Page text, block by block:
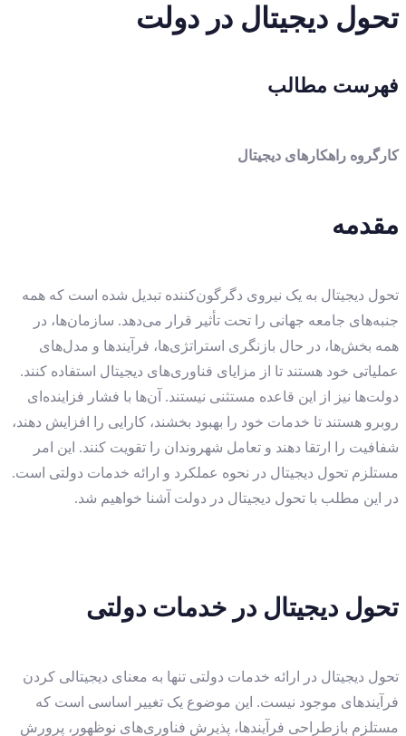
تحول دیجیتال در دولت
فهرست مطالب
کارگروه راهکارهای دیجیتال
مقدمه
تحول دیجیتال به یک نیروی دگرگون‌کننده تبدیل شده است که همه
جنبه‌های جامعه جهانی را تحت تأثیر قرار می‌دهد. سازمان‌ها، در
همه بخش‌ها، در حال بازنگری استراتژی‌ها، فرآیندها و مدل‌های
عملیاتی خود هستند تا از مزایای فناوری‌های دیجیتال استفاده کنند.
دولت‌ها نیز از این قاعده مستثنی نیستند. آن‌ها با فشار فزاینده‌ای
روبرو هستند تا خدمات خود را بهبود بخشند، کارایی را افزایش دهند،
شفافیت را ارتقا دهند و تعامل شهروندان را تقویت کنند. این امر
مستلزم تحول دیجیتال در نحوه عملکرد و ارائه خدمات دولتی است.
در این مطلب با تحول دیجیتال در دولت آشنا خواهیم شد.
تحول دیجیتال در خدمات دولتی
تحول دیجیتال در ارائه خدمات دولتی تنها به معنای دیجیتالی کردن
فرآیندهای موجود نیست. این موضوع یک تغییر اساسی است که
مستلزم بازطراحی فرآیندها، پذیرش فناوری‌های نوظهور، پرورش